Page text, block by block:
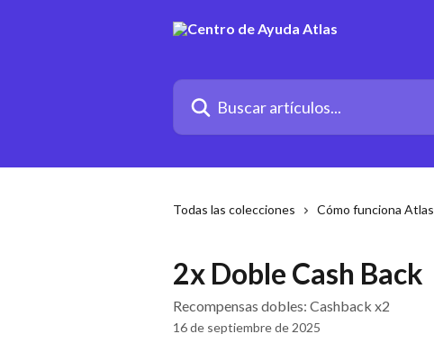
Buscar artículos...
Todas las colecciones Cómo funciona Atlas
2x Doble Cash Back
Recompensas dobles: Cashback x2
16 de septiembre de 2025